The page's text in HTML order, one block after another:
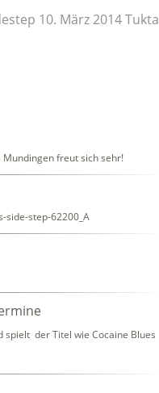
10. März 2014Tukta
freut sich sehr!
side-step-62200_A
spielt der Titel wie Cocaine Blues